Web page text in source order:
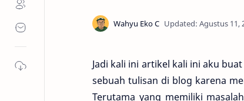
Jadi kali ini artikel kali ini aku
sebuah tulisan di blog karena
Terutama yang memiliki